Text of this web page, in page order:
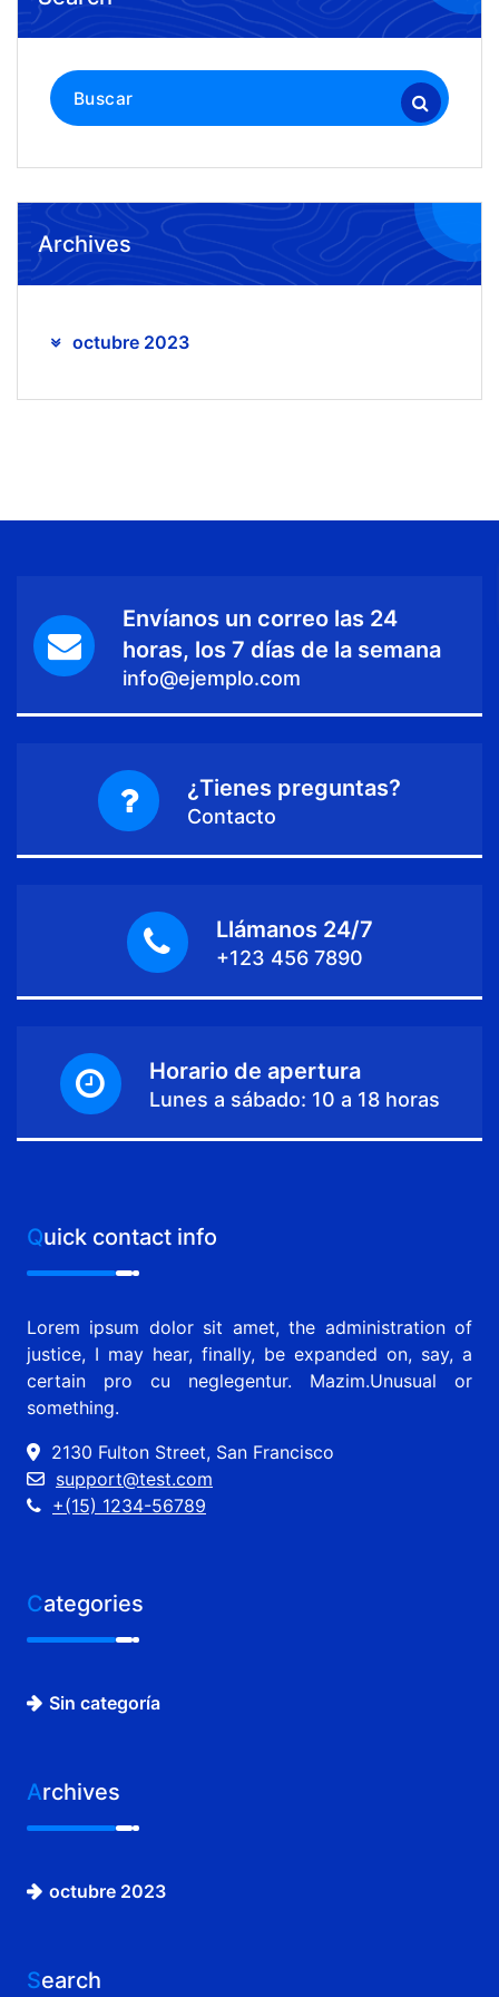
Buscar:
Archives
octubre 2023
Envíanos un correo las 24
horas, los 7 días de la semana
info@ejemplo.com
¿Tienes preguntas?
Contacto
Llámanos 24/7
+123 456 7890
Horario de apertura
Lunes a sábado: 10 a 18 horas
Quick contact info
Lorem ipsum dolor sit amet, the administration of
justice, I may hear, finally, be expanded on, say, a
certain pro cu neglegentur. Mazim.Unusual or
something.
2130 Fulton Street, San Francisco
support@test.com
+(15) 1234-56789
Categories
Sin categoría
Archives
octubre 2023
Search